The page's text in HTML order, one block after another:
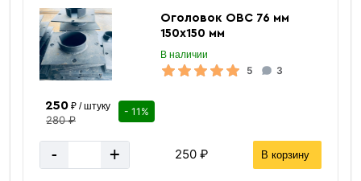
Оголовок ОВС 76 мм
150х150 мм
В наличии
5 3
250₽ / штуку
280 ₽
- 11%
- + 250 ₽ В корзину